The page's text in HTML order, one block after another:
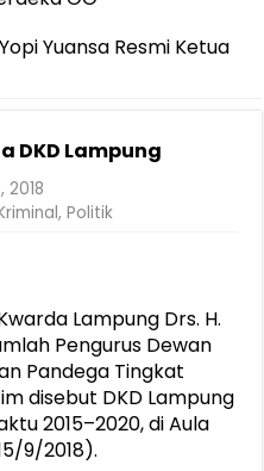
Sekolah Lansia di
Inflasi, Jadi Provinsi
Tinjau Penanganan
Jasa Raharja Tinjau Korban
Kebakaran KM Mutiara
Cetak SDM Adaptif
Roadshow Lampung
Yopi Yuansa Resmi Ketua
DKD Lampung
2018
,Politik
Lampung Drs. H.
Pengurus Dewan
Pandega Tingkat
disebut DKD Lampung
2015–2020, di Aula
9/2018).